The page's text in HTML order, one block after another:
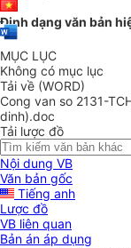
Định dạng văn bản
MỤC LỤC
Không có mục lục
Tải về (WORD)
Cong van so 2131-
dinh).doc
Tải lược đồ
Nội dung VB
Văn bản gốc
Tiếng anh
Lược đồ
VB liên quan
Bản án áp dụng